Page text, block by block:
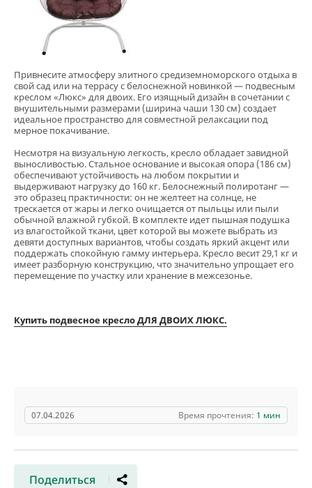
Привнесите атмосферу элитного средиземноморского отдыха в
свой сад или на террасу с белоснежной новинкой — подвесным
креслом «Люкс» для двоих. Его изящный дизайн в сочетании с
внушительными размерами (ширина чаши 130 см) создает
идеальное пространство для совместной релаксации под
мерное покачивание.
Несмотря на визуальную легкость, кресло обладает завидной
выносливостью. Стальное основание и высокая опора (186 см)
обеспечивают устойчивость на любом покрытии и
выдерживают нагрузку до 160 кг. Белоснежный полиротанг —
это образец практичности: он не желтеет на солнце, не
трескается от жары и легко очищается от пыльцы или пыли
обычной влажной губкой. В комплекте идет пышная подушка
из влагостойкой ткани, цвет которой вы можете выбрать из
девяти доступных вариантов, чтобы создать яркий акцент или
поддержать спокойную гамму интерьера. Кресло весит 29,1 кг и
имеет разборную конструкцию, что значительно упрощает его
перемещение по участку или хранение в межсезонье.
Купить подвесное кресло ДЛЯ ДВОИХ ЛЮКС.
07.04.2026 Время прочтения: 1 мин
Поделиться